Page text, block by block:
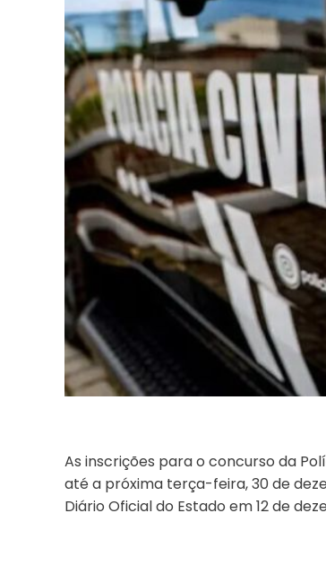
As inscrições para o concurso da
até a próxima terça-feira, 30 de
Diário Oficial do Estado em 12 de